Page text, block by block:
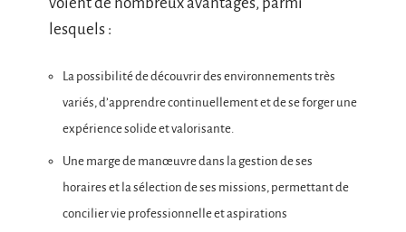
lesquels :
La possibilité de découvrir des environnements très
variés, d’apprendre continuellement et de se forger une
expérience solide et valorisante.
Une marge de manœuvre dans la gestion de ses
horaires et la sélection de ses missions, permettant de
concilier vie professionnelle et aspirations